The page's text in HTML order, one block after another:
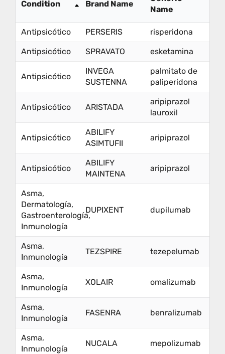
Condition Brand Name
Name
Antipsicótico PERSERIS risperidona
Antipsicótico SPRAVATO esketamina
Antipsicótico
INVEGA
SUSTENNA
palmitato de
paliperidona
Antipsicótico ARISTADA
aripiprazol
lauroxil
Antipsicótico
ABILIFY
ASIMTUFII
aripiprazol
Antipsicótico
ABILIFY
MAINTENA
aripiprazol
Asma,
Dermatología,
Gastroenterología,
Inmunología
DUPIXENT dupilumab
Asma,
Inmunología
TEZSPIRE tezepelumab
Asma,
Inmunología
XOLAIR omalizumab
Asma,
Inmunología
FASENRA benralizumab
Asma,
Inmunología
NUCALA mepolizumab